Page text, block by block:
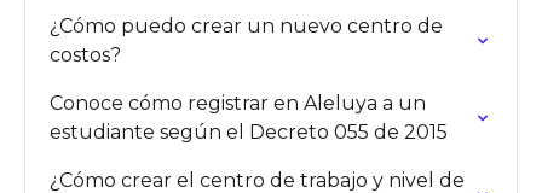
¿Cómo puedo crear un nuevo centro de
costos?
Conoce cómo registrar en Aleluya a un
estudiante según el Decreto 055 de 2015
¿Cómo crear el centro de trabajo y nivel de